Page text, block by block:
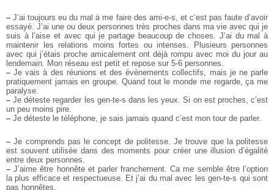
– J’ai toujours eu du mal à me faire des ami-e-s, et c’est pas faute d’avoir
essayé. J’ai une ou deux personnes très proches dans ma vie avec qui je
suis à l’aise et avec qui je partage beaucoup de choses. J’ai du mal à
maintenir les relations moins fortes ou intenses. Plusieurs personnes
avec qui j’étais proche amicalement ont déjà rompu avec moi du jour au
lendemain. Mon réseau est petit et repose sur 5-6 personnes.
– Je vais à des réunions et des évènements collectifs, mais je ne parle
pratiquement jamais en groupe. Quand tout le monde me regarde, ça me
paralyse.
– Je déteste regarder les gen-te-s dans les yeux. Si on est proches, c’est
un peu moins pire.
– Je déteste le téléphone, je sais jamais quand c’est mon tour de parler.
– Je comprends pas le concept de politesse. Je trouve que la politesse
est souvent utilisée dans des moments pour créer une illusion d’égalité
entre deux personnes.
– J’aime être honnête et parler franchement. Ca me semble être l’option
la plus efficace et respectueuse. Et j’ai du mal avec les gen-te-s qui sont
pas honnêtes.